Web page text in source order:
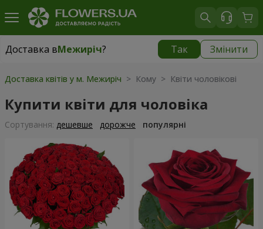
Доставка вМежиріч? Так Змінити
Доставка вМежиріч|
Доставка квітів у м. Межиріч > Кому > Квіти чоловікові
Купити квіти для чоловіка
Сортування: дешевше дорожче популярні